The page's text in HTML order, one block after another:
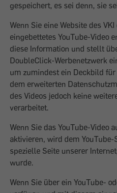
gespeichert, es sei denn, sie
Wenn Sie eine Website des
eingebettetes YouTube-Video
diese Information und stellt
DoubleClick-Werbenetzwerk
um zumindest ein Deckbild
dem erweiterten
des Videos jedoch keine
verarbeitet.
Wenn Sie das YouTube-Video
aktivieren, wird dem
spezielle Seite unserer
wurde.
Wenn Sie über ein YouTube-